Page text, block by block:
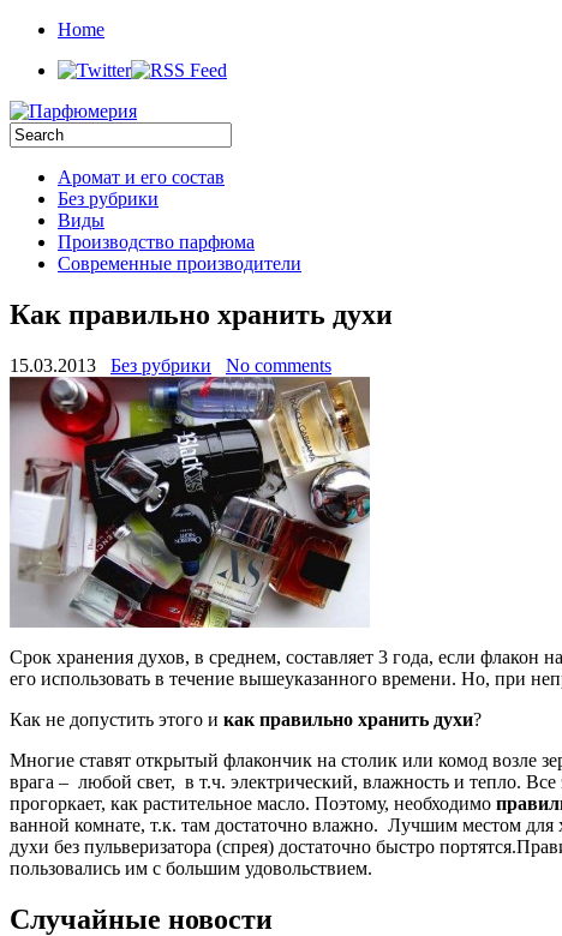
Home
Аромат и его состав
Без рубрики
Виды
Производство парфюма
Современные производители
Как правильно хранить духи
15.03.2013 Без рубрики No comments
Срок хранения духов, в среднем, составляет 3 года, если
его использовать в течение вышеуказанного времени. Но, при
Как не допустить этого и как правильно хранить духи?
Многие ставят открытый флакончик на столик или комод возле
врага – любой свет, в т.ч. электрический, влажность и тепло.
прогоркает, как растительное масло. Поэтому, необходимо
ванной комнате, т.к. там достаточно влажно. Лучшим местом
духи без пульверизатора (спрея) достаточно быстро
пользовались им с большим удовольствием.
Случайные новости